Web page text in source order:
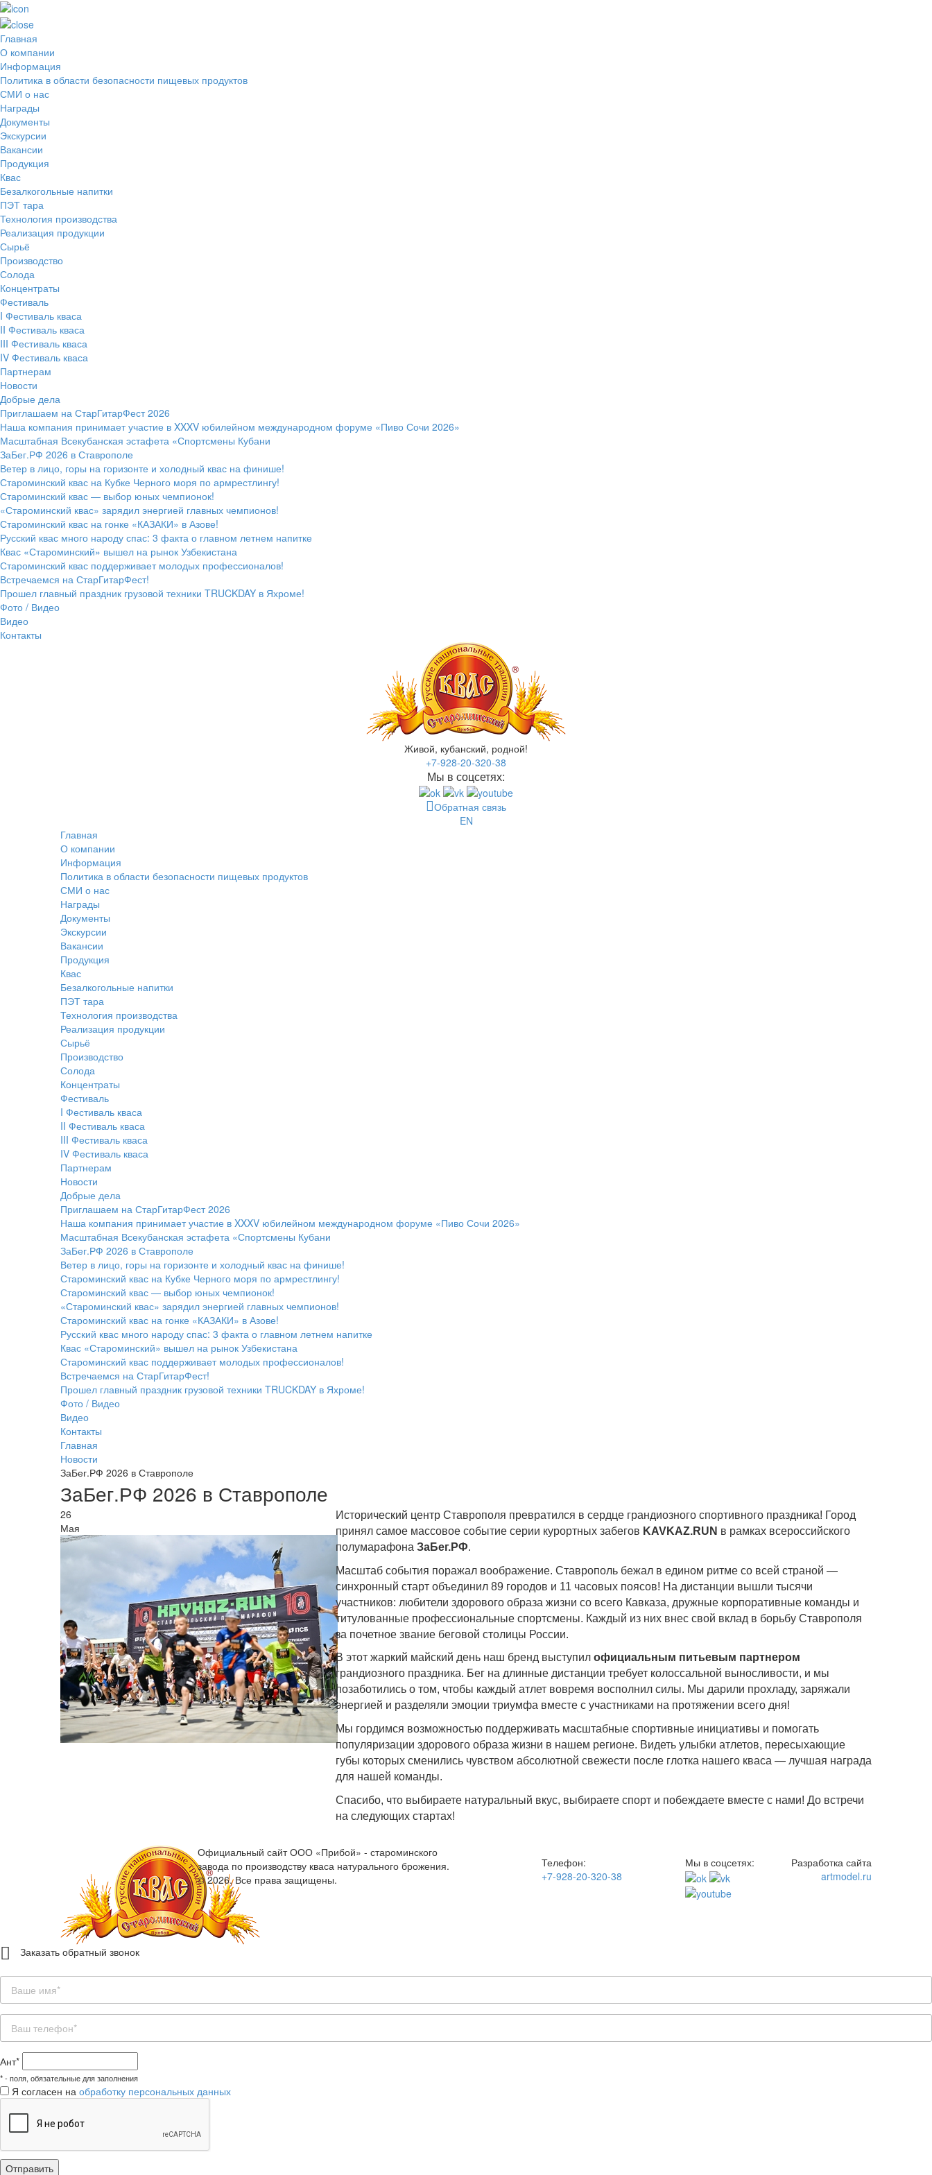
Главная
О компании
Информация
Политика в области безопасности пищевых продуктов
СМИ о нас
Награды
Документы
Экскурсии
Вакансии
Продукция
Квас
Безалкогольные напитки
ПЭТ тара
Технология производства
Реализация продукции
Сырьё
Производство
Солода
Концентраты
Фестиваль
I Фестиваль кваса
II Фестиваль кваса
III Фестиваль кваса
IV Фестиваль кваса
Партнерам
Новости
Добрые дела
Приглашаем на СтарГитарФест 2026
Наша компания принимает участие в XXXV юбилейном международном форуме «Пиво Сочи 2026»
Масштабная Всекубанская эстафета «Спортсмены Кубани
ЗаБег.РФ 2026 в Ставрополе
Ветер в лицо, горы на горизонте и холодный квас на финише!
Староминский квас на Кубке Черного моря по армрестлингу!
Староминский квас — выбор юных чемпионок!
«Староминский квас» зарядил энергией главных чемпионов!
Староминский квас на гонке «КАЗАКИ» в Азове!
Русский квас много народу спас: 3 факта о главном летнем напитке
Квас «Староминский» вышел на рынок Узбекистана
Староминский квас поддерживает молодых профессионалов!
Встречаемся на СтарГитарФест!
Прошел главный праздник грузовой техники TRUCKDAY в Яхроме!
Фото / Видео
Видео
Контакты
Живой, кубанский, родной!
+7-928-20-320-38
Мы в соцсетях:
Обратная связь
EN
Главная
О компании
Информация
Политика в области безопасности пищевых продуктов
СМИ о нас
Награды
Документы
Экскурсии
Вакансии
Продукция
Квас
Безалкогольные напитки
ПЭТ тара
Технология производства
Реализация продукции
Сырьё
Производство
Солода
Концентраты
Фестиваль
I Фестиваль кваса
II Фестиваль кваса
III Фестиваль кваса
IV Фестиваль кваса
Партнерам
Новости
Добрые дела
Приглашаем на СтарГитарФест 2026
Наша компания принимает участие в XXXV юбилейном международном форуме «Пиво Сочи 2026»
Масштабная Всекубанская эстафета «Спортсмены Кубани
ЗаБег.РФ 2026 в Ставрополе
Ветер в лицо, горы на горизонте и холодный квас на финише!
Староминский квас на Кубке Черного моря по армрестлингу!
Староминский квас — выбор юных чемпионок!
«Староминский квас» зарядил энергией главных чемпионов!
Староминский квас на гонке «КАЗАКИ» в Азове!
Русский квас много народу спас: 3 факта о главном летнем напитке
Квас «Староминский» вышел на рынок Узбекистана
Староминский квас поддерживает молодых профессионалов!
Встречаемся на СтарГитарФест!
Прошел главный праздник грузовой техники TRUCKDAY в Яхроме!
Фото / Видео
Видео
Контакты
Главная
Новости
ЗаБег.РФ 2026 в Ставрополе
ЗаБег.РФ 2026 в Ставрополе
26
Мая
Исторический центр Ставрополя превратился в сердце грандиозного спортивного праздника! Город
принял самое массовое событие серии курортных забегов KAVKAZ.RUN в рамках всероссийского
полумарафона ЗаБег.РФ.
Масштаб события поражал воображение. Ставрополь бежал в едином ритме со всей страной —
синхронный старт объединил 89 городов и 11 часовых поясов! На дистанции вышли тысячи
участников: любители здорового образа жизни со всего Кавказа, дружные корпоративные команды и
титулованные профессиональные спортсмены. Каждый из них внес свой вклад в борьбу Ставрополя
за почетное звание беговой столицы России.
В этот жаркий майский день наш бренд выступил официальным питьевым партнером
грандиозного праздника. Бег на длинные дистанции требует колоссальной выносливости, и мы
позаботились о том, чтобы каждый атлет вовремя восполнил силы. Мы дарили прохладу, заряжали
энергией и разделяли эмоции триумфа вместе с участниками на протяжении всего дня!
Мы гордимся возможностью поддерживать масштабные спортивные инициативы и помогать
популяризации здорового образа жизни в нашем регионе. Видеть улыбки атлетов, пересыхающие
губы которых сменились чувством абсолютной свежести после глотка нашего кваса — лучшая награда
для нашей команды.
Спасибо, что выбираете натуральный вкус, выбираете спорт и побеждаете вместе с нами! До встречи
на следующих стартах!
Официальный сайт ООО «Прибой» - староминского
завода по производству кваса натурального брожения.
© 2026. Все права защищены.
Телефон:
+7-928-20-320-38
Мы в соцсетях:
Разработка сайта
artmodel.ru
Заказать обратный звонок
Ант*
*- поля, обязательные для заполнения
Я согласен на обработку персональных данных